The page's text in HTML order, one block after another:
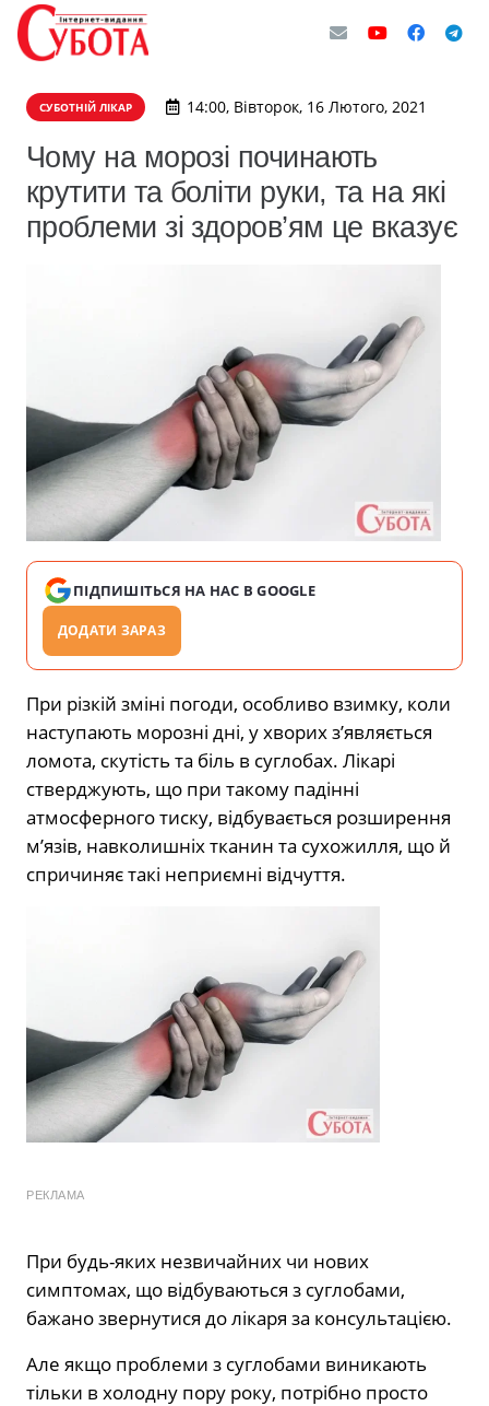
СУБОТНІЙ ЛІКАР 14:00, Вівторок, 16 Лютого, 2021
Чому на морозі починають
крутити та боліти руки, та на які
проблеми зі здоров’ям це вказує
ПІДПИШІТЬСЯ НА НАС В GOOGLE
ДОДАТИ ЗАРАЗ
При різкій зміні погоди, особливо взимку, коли
наступають морозні дні, у хворих з’являється
ломота, скутість та біль в суглобах. Лікарі
стверджують, що при такому падінні
атмосферного тиску, відбувається розширення
м’язів, навколишніх тканин та сухожилля, що й
спричиняє такі неприємні відчуття.
РЕКЛАМА
При будь-яких незвичайних чи нових
симптомах, що відбуваються з суглобами,
бажано звернутися до лікаря за консультацією.
Але якщо проблеми з суглобами виникають
тільки в холодну пору року, потрібно просто